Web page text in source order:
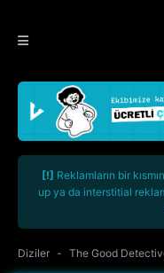
[!] Reklamların bir
up ya da interstitial
Diziler The Good